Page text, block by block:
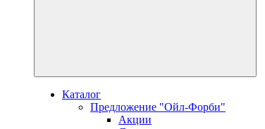
Каталог
Предложение "Ойл-Форби"
Акции